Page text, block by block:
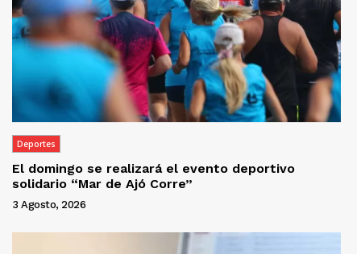
Deportes
El domingo se realizará el evento deportivo
solidario “Mar de Ajó Corre”
3 Agosto, 2026